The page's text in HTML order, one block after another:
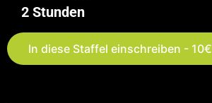
2 Stunden
In diese Staffel einschreiben - 10€